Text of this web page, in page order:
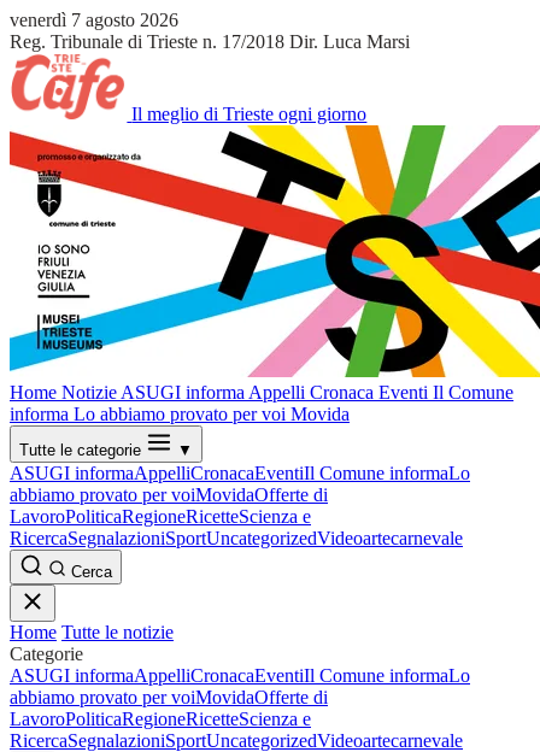
venerdì 7 agosto 2026
Reg. Tribunale di Trieste n. 17/2018 Dir. Luca Marsi
Il meglio di Trieste ogni giorno
Home Notizie ASUGI informa Appelli Cronaca Eventi Il Comune
informa Lo abbiamo provato per voi Movida
Tutte le categorie ▼
ASUGI informaAppelliCronacaEventiIl Comune informaLo
abbiamo provato per voiMovidaOfferte di
LavoroPoliticaRegioneRicetteScienza e
RicercaSegnalazioniSportUncategorizedVideoartecarnevale
Cerca
Home Tutte le notizie
Categorie
ASUGI informaAppelliCronacaEventiIl Comune informaLo
abbiamo provato per voiMovidaOfferte di
LavoroPoliticaRegioneRicetteScienza e
RicercaSegnalazioniSportUncategorizedVideoartecarnevale